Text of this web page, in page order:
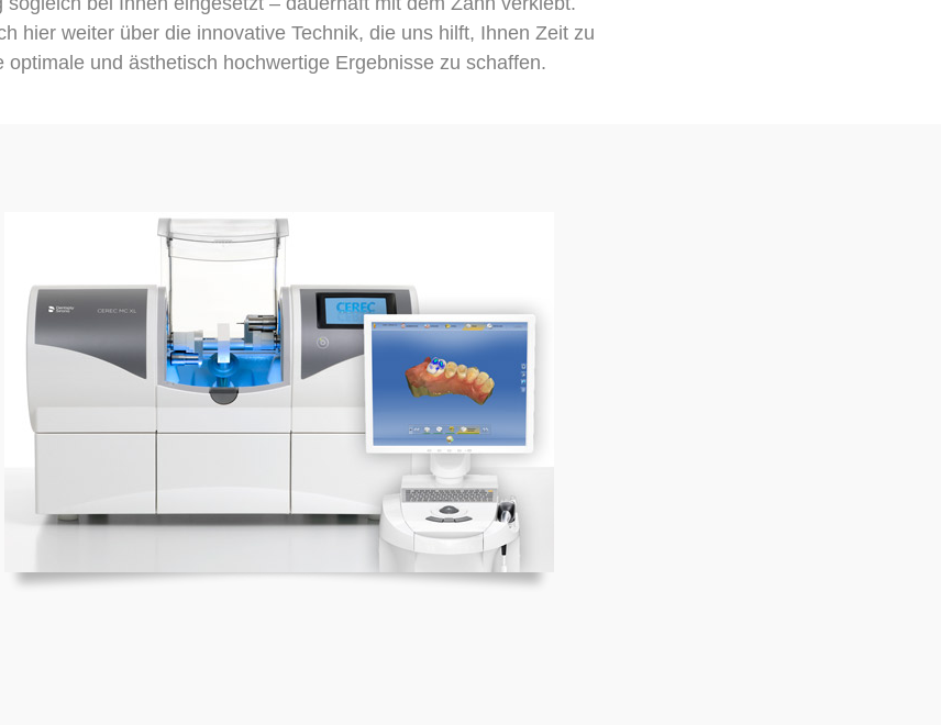
hier weiter über die innovative Technik, die uns hilft, Ihnen Zeit zu
optimale und ästhetisch hochwertige Ergebnisse zu schaffen.